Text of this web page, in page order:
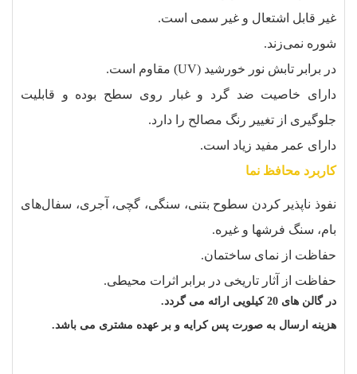
غیر قابل اشتعال و غیر سمی است.
شوره نمی‌زند.
در برابر تابش نور خورشید (UV) مقاوم است.
دارای خاصیت ضد گرد و غبار روی سطح بوده و قابلیت
جلوگیری از تغییر رنگ مصالح را دارد.
دارای عمر مفید زیاد است.
کاربرد محافظ نما
نفوذ ناپذیر کردن سطوح بتنی، سنگی، گچی، آجری، سفال‏‌های
بام، سنگ فرش‏ها و غیره.
حفاظت از نمای ساختمان.
حفاظت از آثار تاریخی در برابر اثرات محیطی.
در گالن های 20 کیلویی ارائه می گردد.
هزینه ارسال به صورت پس کرایه و بر عهده مشتری می باشد.